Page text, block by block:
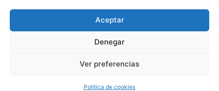
Aceptar
Denegar
Ver preferencias
Política de cookies